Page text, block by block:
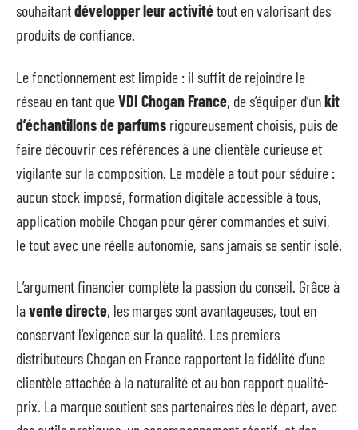
souhaitantdévelopper leur activitétout en valorisant des
produits de confiance.
Le fonctionnement est limpide : il suffit de rejoindre le
réseau en tant queVDI Chogan France, de s’équiper d’unkit
d’échantillons de parfums rigoureusement choisis, puis de
faire découvrir ces références à une clientèle curieuse et
vigilante sur la composition. Le modèle a tout pour séduire :
aucun stock imposé, formation digitale accessible à tous,
application mobile Chogan pour gérer commandes et suivi,
le tout avec une réelle autonomie, sans jamais se sentir isolé.
L’argument financier complète la passion du conseil. Grâce à
lavente directe, les marges sont avantageuses, tout en
conservant l’exigence sur la qualité. Les premiers
distributeurs Chogan en France rapportent la fidélité d’une
clientèle attachée à la naturalité et au bon rapport qualité-
prix. La marque soutient ses partenaires dès le départ, avec